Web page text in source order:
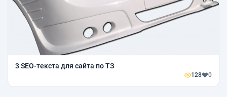
3 SEO-текста для сайта по ТЗ
128 0